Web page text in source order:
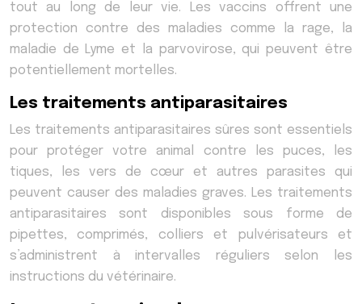
tout au long de leur vie. Les vaccins offrent une
protection contre des maladies comme la rage, la
maladie de Lyme et la parvovirose, qui peuvent être
potentiellement mortelles.
Les traitements antiparasitaires
Les traitements antiparasitaires sûres sont essentiels
pour protéger votre animal contre les puces, les
tiques, les vers de cœur et autres parasites qui
peuvent causer des maladies graves. Les traitements
antiparasitaires sont disponibles sous forme de
pipettes, comprimés, colliers et pulvérisateurs et
s’administrent à intervalles réguliers selon les
instructions du vétérinaire.